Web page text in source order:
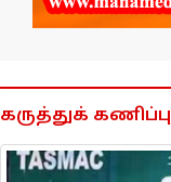
கருத்துக் கணிப்பு